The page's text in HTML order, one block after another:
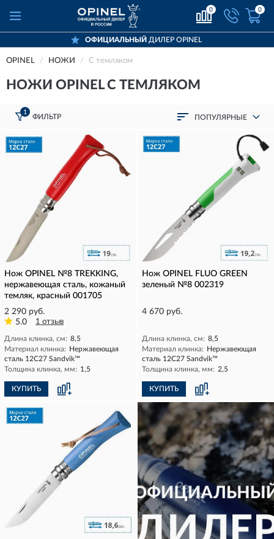
0 0
ДИЛЕР OPINEL
OPINEL НОЖИ С темляком
НОЖИ OPINEL С ТЕМЛЯКОМ
1
ФИЛЬТР ПОПУЛЯРНЫЕ
Нож OPINEL №8 TREKKING,
нержавеющая сталь, кожаный
темляк, красный 001705
2 290 руб.
5.0
1 отзыв
Длина клинка, см: 8,5
Материал клинка: Нержавеющая
сталь 12С27 Sandvik™
Толщина клинка, мм: 1,5
КУПИТЬ
Нож OPINEL FLUO GREEN
зеленый №8 002319
4 670 руб.
Длина клинка, см: 8,5
Материал клинка: Нержавеющая
сталь 12С27 Sandvik™
Толщина клинка, мм: 2,5
КУПИТЬ